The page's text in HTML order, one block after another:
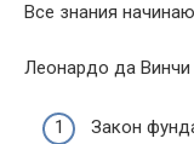
Все знания
Леонардо да Винчи
Закон